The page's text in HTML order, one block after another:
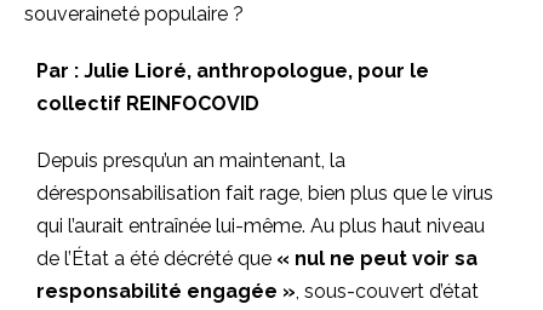
souveraineté populaire ?
Par : Julie Lioré, anthropologue, pour le
collectif REINFOCOVID
Depuis presqu’un an maintenant, la
déresponsabilisation fait rage, bien plus que le virus
qui l’aurait entraînée lui-même. Au plus haut niveau
de l’État a été décrété que « nul ne peut voir sa
responsabilité engagée » , sous-couvert d’état